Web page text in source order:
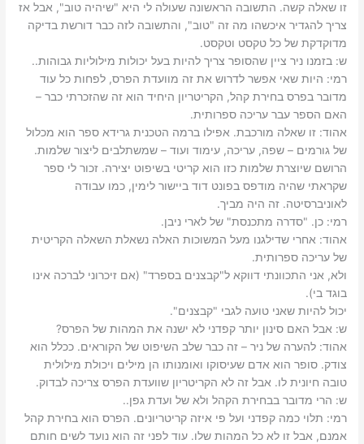
זו שאלה קשה. התשובה הראשונה שעולה לי היא "שיהיה טוב", אבל אז
צריך להגדיר איכשהו מה זה "טוב", והתשובה לזה כבר דורשת בדיקה
מדוקדקת של כל טקסט וטקסט.‬
ש: ‫בזמנו ניר ציין שהסופר צריך להיות בעל יכולות מילוליות גבוהות..‬
רמי: ‫היות שאי אפשר לדרוש את זה מוועדת הפרס, לפחות כל עוד
מדובר בפרס בחירת קהל, הקריטריון היחיד הוא זה שהזכרתי כבר –
האם הספר עבר עריכה ספרותית.‬
אהוד: ‫זו שאלה מורכבת. אפילו ברמה הטכנית גרידא ספר הוא מכלול
של גורמים – שפה, עריכה, עימוד ועוד – שמשתלבים ליצור שלמות.
הרושם שיוצרת שלמות כזו הוא קריטי בשיפוט יצירה. זכור לי ספר
שקראתי שהיה מודפס בפונט דוד ביישור לימין, כמו עבודה
לאוניברסיטה. זה היה מביך.‬
רמי: ‫כן. "סדרה מתכנסת" של לארי ניבן.‬
אהוד: ‫אחרי שדילגנו מעל המשוכות האלה נשאלת השאלה הקריטית
של עריכה ספרותית.‬
‫ולא, אני התכוונתי דווקא ל"קבצנים בספרד" (אם זיכרוני לברכה אינו
בוגד בי).‬
‫יכול להיות שאני טועה לגבי "קבצנים".‬
ש: ‫אבל האם סינון יותר קפדני לא ישנה את המהות של הפרס?‬
אהוד: ‫להערה של ניר – זה כבר שלב השיפוט של הקוראים. ככלל הוא
צודק. סופר הוא אדם שעיסוקו ואומנותו הן מילים ויכולת מילולית
טובה חיונית לו. אבל זה לא הקריטריון שוועדת הפרס צריכה לבדוק.‬
ש: ‫הרי מדובר בבחירת הקהל ולא של ועדת גפן..‬
רמי: ‫תלוי כמה קפדני ועל פי איזה קריטריונים. הפרס הוא בחירת קהל
אמנם, אבל זו לא כל המהות שלו. עוד לפני זה הוא נועד לשים חותם